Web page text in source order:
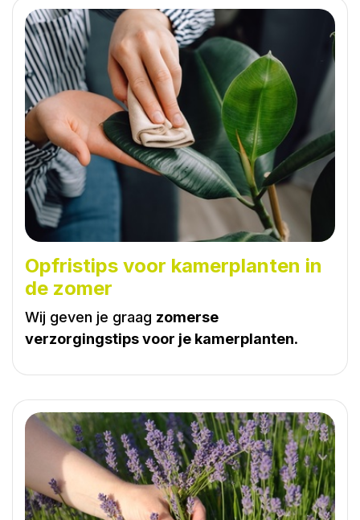
Opfristips voor kamerplanten in
de zomer
Wij geven je graag zomerse
verzorgingstips voor je kamerplanten.